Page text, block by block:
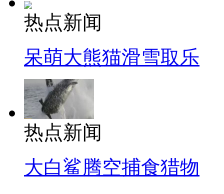
热点新闻
呆萌大熊猫滑雪取乐
热点新闻
大白鲨腾空捕食猎物